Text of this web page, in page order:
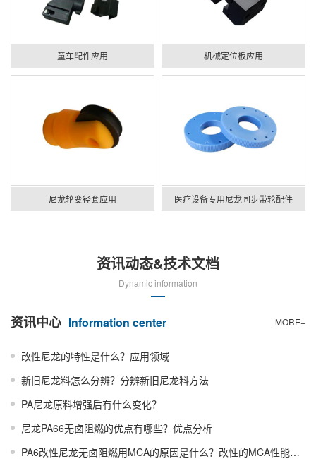
童车配件应用 机械定位板应用
尼龙轮变径套应用 医疗设备专用尼龙同步带轮配件
资讯动态&技术文档
Dynamic information
MORE+
资讯中心 Information center
改性尼龙的特性是什么？应用领域
新旧尼龙料怎么分辨？分辨新旧尼龙料方法
PA尼龙原料增强后有什么变化？
尼龙PA66无卤阻燃的优点有哪些？优点分析
PA6改性尼龙无卤阻燃用MCA的原因是什么？改性的MCA性能更优